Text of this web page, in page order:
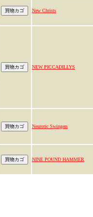
New Christs
NEW PICCADILLYS
Neurotic Swingers
NINE POUND HAMMER